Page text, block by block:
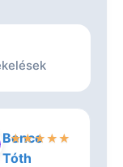
Bence
Tóth
★★★★★